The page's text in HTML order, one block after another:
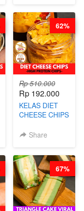
DITA
(TANGGAL 04
AGS HARGA
NAIK! )
Rp 510.000
Rp 192.000
KELAS DIET
CHEESE CHIPS
PROTEIN
Share
62%
67%